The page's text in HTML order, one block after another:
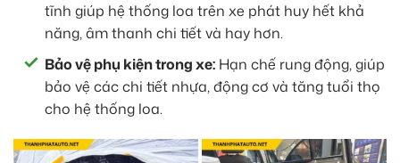
tĩnh giúp hệ thống loa trên xe phát huy hết khả
năng, âm thanh chi tiết và hay hơn.
Bảo vệ phụ kiện trong xe: Hạn chế rung động, giúp
bảo vệ các chi tiết nhựa, động cơ và tăng tuổi thọ
cho hệ thống loa.